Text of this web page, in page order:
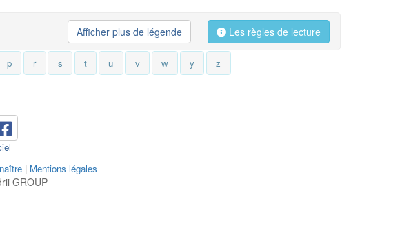
Les règles de lecture
Afficher plus de légende
p r s t u v w y z
| Mentions légales
GROUP